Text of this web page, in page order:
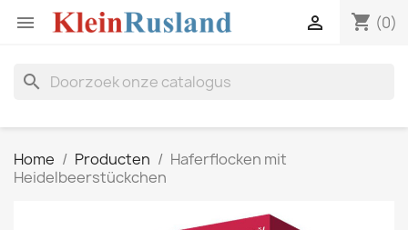
 shopping_cart (0)

search
Home Producten
Haferflocken mit
Heidelbeerstückchen